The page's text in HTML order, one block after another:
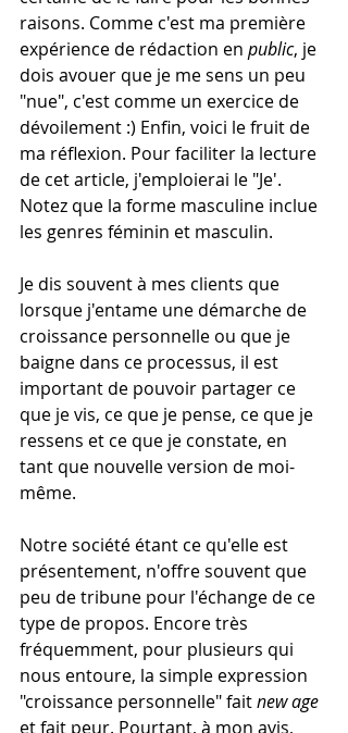
raisons. Comme c'est ma première
expérience de rédaction en public, je
dois avouer que je me sens un peu
"nue", c'est comme un exercice de
dévoilement :) Enfin, voici le fruit de
ma réflexion. Pour faciliter la lecture
de cet article, j'emploierai le "Je'.
Notez que la forme masculine inclue
les genres féminin et masculin.
Je dis souvent à mes clients que
lorsque j'entame une démarche de
croissance personnelle ou que je
baigne dans ce processus, il est
important de pouvoir partager ce
que je vis, ce que je pense, ce que je
ressens et ce que je constate, en
tant que nouvelle version de moi-
même.
Notre société étant ce qu'elle est
présentement, n'offre souvent que
peu de tribune pour l'échange de ce
type de propos. Encore très
fréquemment, pour plusieurs qui
nous entoure, la simple expression
"croissance personnelle" fait new age
et fait peur. Pourtant, à mon avis,